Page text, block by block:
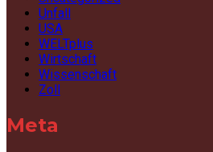
Unfall
USA
WELTplus
Wirtschaft
Wissenschaft
Zoll
Meta